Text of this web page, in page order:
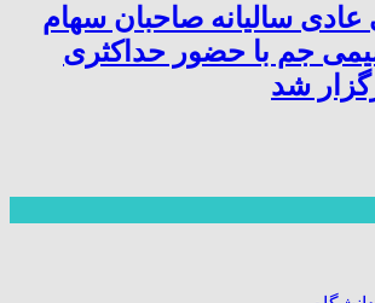
سالیانه صاحبان سهام
جم با حضور حداکثری
شد